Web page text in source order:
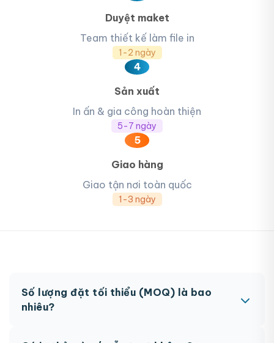
Duyệt maket
Team thiết kế làm file in
1-2 ngày
4
Sản xuất
In ấn & gia công hoàn thiện
5-7 ngày
5
Giao hàng
Giao tận nơi toàn quốc
1-3 ngày
Số lượng đặt tối thiểu (MOQ) là bao
nhiêu?